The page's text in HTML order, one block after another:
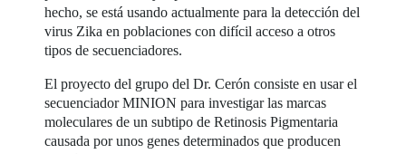
hecho, se está usando actualmente para la detección del
virus Zika en poblaciones con difícil acceso a otros
tipos de secuenciadores.
El proyecto del grupo del Dr. Cerón consiste en usar el
secuenciador MINION para investigar las marcas
moleculares de un subtipo de Retinosis Pigmentaria
causada por unos genes determinados que producen